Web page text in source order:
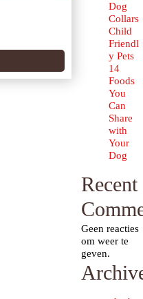
Dog
Collars
Child
Friendl
y Pets
14
Foods
You
Can
Share
with
Your
Dog
Recent
Geen reacties
om weer te
geven.